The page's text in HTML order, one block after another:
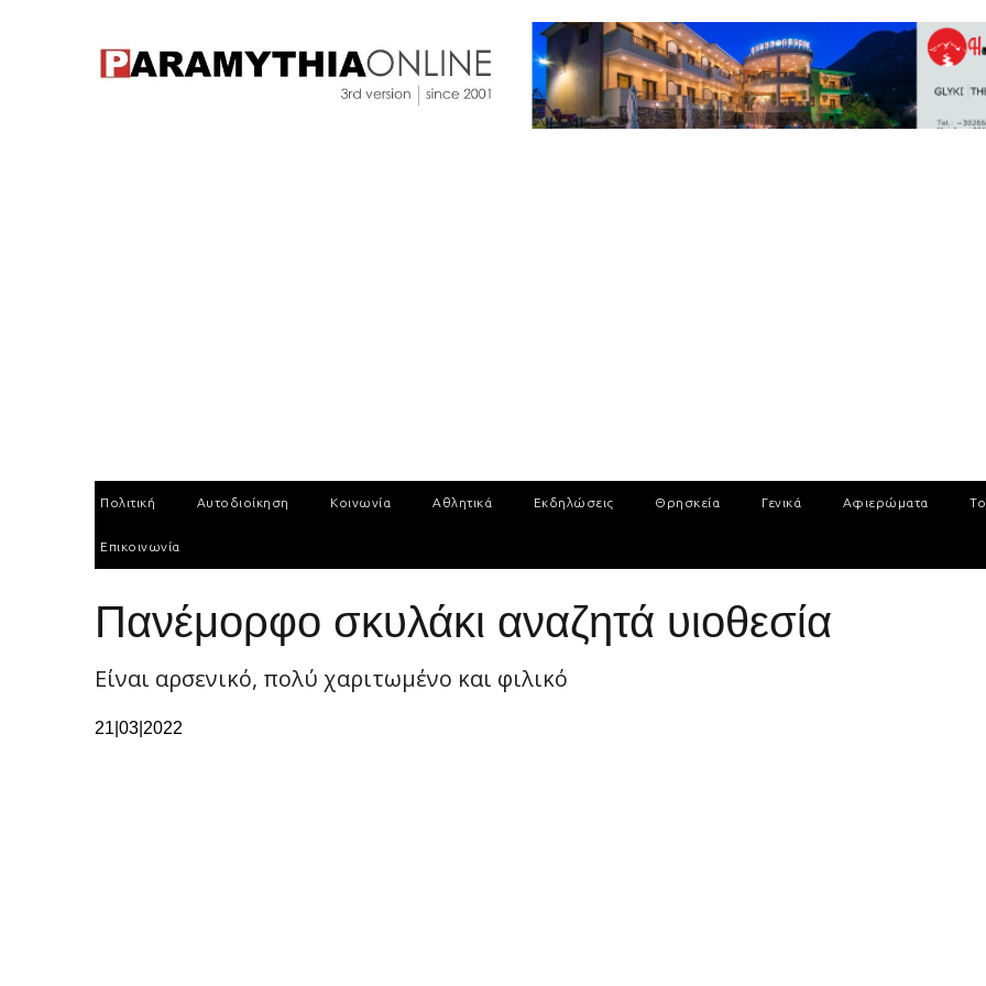
Πολιτική Αυτοδιοίκηση Κοινωνία Αθλητικά Εκδηλώσεις Θρησκεία Γενικά Αφιερώματα
Επικοινωνία
Πανέμορφο σκυλάκι αναζητά υιοθεσία
Είναι αρσενικό, πολύ χαριτωμένο και φιλικό
21|03|2022